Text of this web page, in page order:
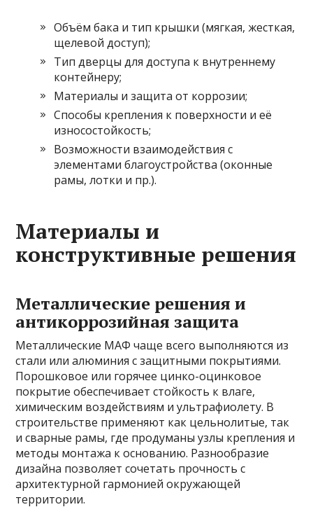
Объём бака и тип крышки (мягкая, жесткая,
щелевой доступ);
Тип дверцы для доступа к внутреннему
контейнеру;
Материалы и защита от коррозии;
Способы крепления к поверхности и её
износостойкость;
Возможности взаимодействия с
элементами благоустройства (оконные
рамы, лотки и пр.).
Материалы и
конструктивные решения
Металлические решения и
антикоррозийная защита
Металлические MAФ чаще всего выполняются из
стали или алюминия с защитными покрытиями.
Порошковое или горячее цинко-оцинковое
покрытие обеспечивает стойкость к влаге,
химическим воздействиям и ультрафиолету. В
строительстве применяют как цельнолитые, так
и сварные рамы, где продуманы узлы крепления и
методы монтажа к основанию. Разнообразие
дизайна позволяет сочетать прочность с
архитектурной гармонией окружающей
территории.